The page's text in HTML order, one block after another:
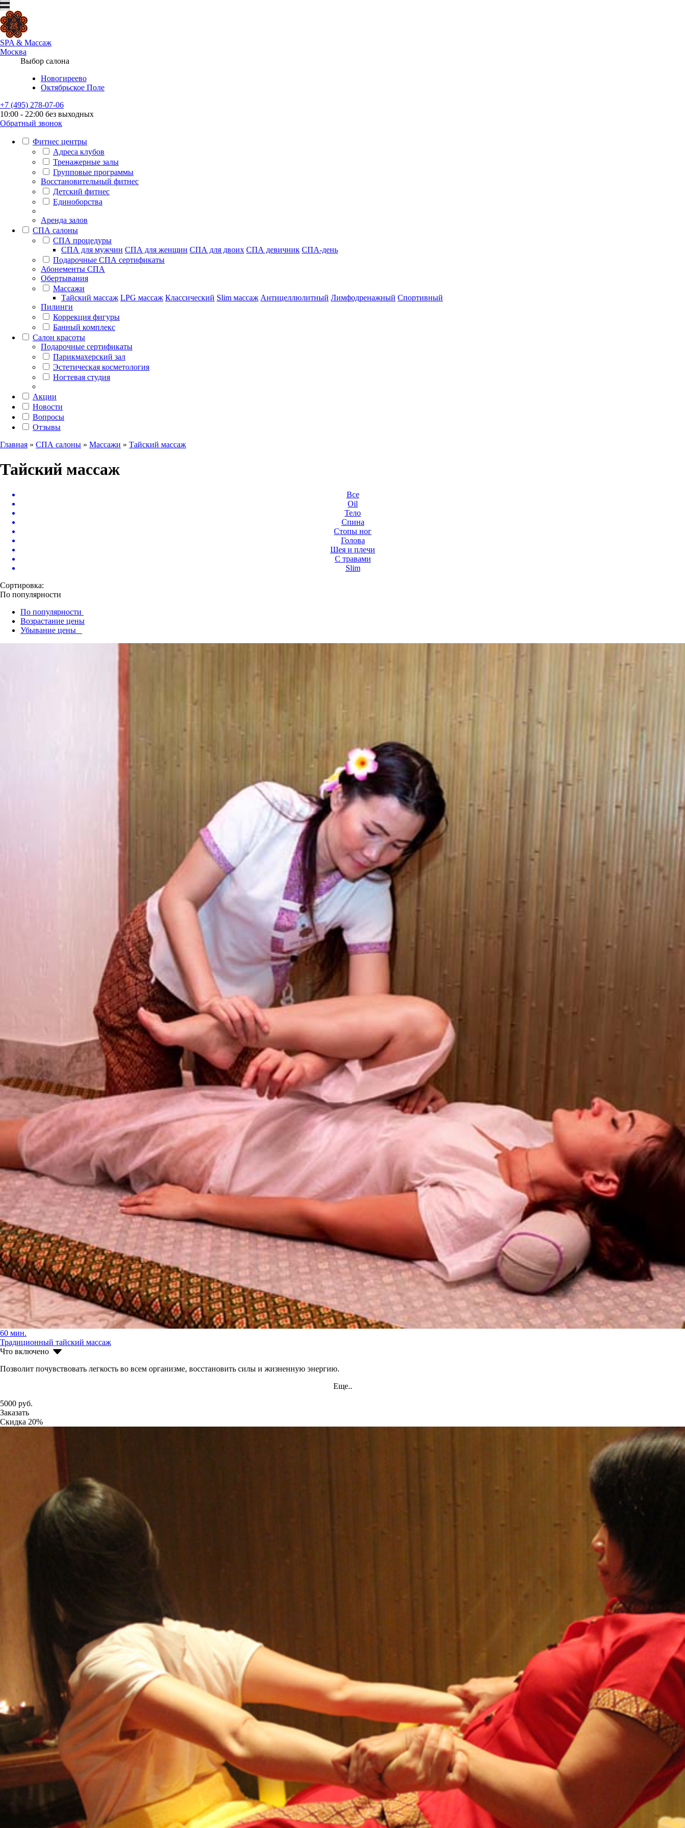
SPA & Массаж
Москва
Выбор салона
Новогиреево
Октябрьское Поле
+7 (495) 278-07-06
10:00 - 22:00 без выходных
Обратный звонок
Фитнес центры
Адреса клубов
Тренажерные залы
Групповые программы
Восстановительный фитнес
Детский фитнес
Единоборства
Аренда залов
СПА салоны
СПА процедуры
СПА для мужчин СПА для женщин СПА для двоих СПА девичник СПА-день
Подарочные СПА сертификаты
Абонементы СПА
Обертывания
Массажи
Тайский массаж LPG массаж Классический Slim массаж Антицеллюлитный Лимфодренажный Спортивный
Пилинги
Коррекция фигуры
Банный комплекс
Салон красоты
Подарочные сертификаты
Парикмахерский зал
Эстетическая косметология
Ногтевая студия
Акции
Новости
Вопросы
Отзывы
Главная » СПА салоны » Массажи » Тайский массаж
Тайский массаж
Все
Oil
Тело
Спина
Стопы ног
Голова
Шея и плечи
С травами
Slim
Сортировка:
По популярности
По популярности
Возрастание цены
Убывание цены
60 мин.
Традиционный тайский массаж
Что включено
Позволит почувствовать легкость во всем организме, восстановить силы и жизненную энергию.
Еще..
5000 руб.
Заказать
Скидка 20%